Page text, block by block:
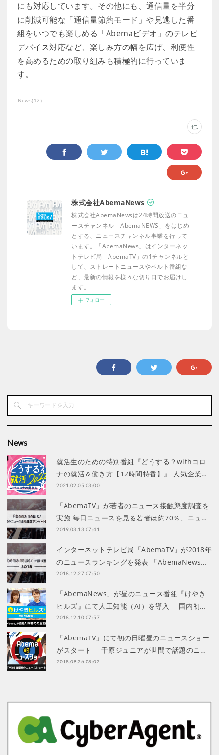
にも対応しています。その他にも、通信量を半分
に削減可能な「通信量節約モード」や見逃した番
組をいつでも楽しめる「Abemaビデオ」のテレビ
デバイス対応など、楽しみ方の幅を広げ、利便性
を高めるための取り組みも積極的に行っていま
す。
News(12)
株式会社AbemaNews
株式会社AbemaNewsは24時間放送のニュ
ースチャンネル「AbemaNEWS」をはじめ
とする、ニュースチャンネル事業を行って
います。「AbemaNews」はインターネッ
トテレビ局「AbemaTV」の1チャンネルと
して、ストレートニュースやベルト番組な
ど、最新の情報を様々な切り口でお届けし
ます。
フォロー
News
就活生のための特別番組『どうする？withコロ
ナの就活＆働き方【12時間特番】』 人気企業…
2021.02.05 03:00
「AbemaTV」が若者のニュース接触態度調査を
実施 毎日ニュースを見る若者は約70％、ニュ…
2019.03.13 07:41
インターネットテレビ局「AbemaTV」が2018年
のニュースランキングを発表 「AbemaNews…
2018.12.27 07:50
「AbemaNews」が昼のニュース番組『けやき
ヒルズ』にて人工知能（AI）を導入 国内初…
2018.12.10 07:57
「AbemaTV」にて初の日曜昼のニュースショー
がスタート 千原ジュニアが世間で話題のニ…
2018.09.26 08:02